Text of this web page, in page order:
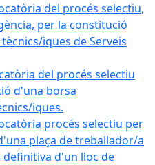
del procés selectiu,
per la constitució
iques de Serveis
del procés selectiu
d'una borsa
iques.
procés selectiu per
plaça de treballador/a
definitiva d'un lloc de